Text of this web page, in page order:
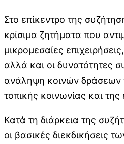
Στο επίκεντρο της
κρίσιμα ζητήματα που
μικρομεσαίες
αλλά και οι δυνατότητες
ανάληψη κοινών δράσεων
τοπικής κοινωνίας και της
Κατά τη διάρκεια της
οι βασικές διεκδικήσεις